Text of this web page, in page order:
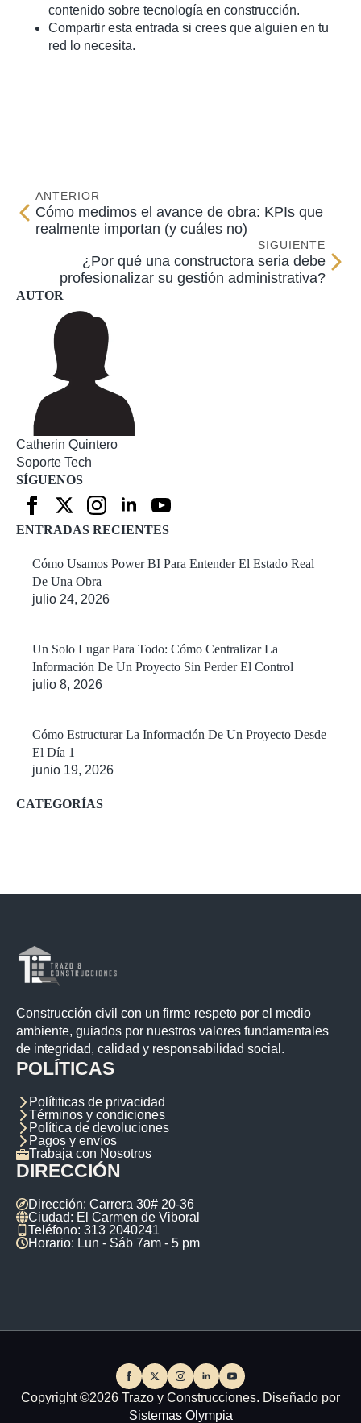
contenido sobre tecnología en construcción.
Compartir esta entrada si crees que alguien en tu
red lo necesita.
ANTERIOR
Cómo medimos el avance de obra: KPIs que
realmente importan (y cuáles no)
SIGUIENTE
¿Por qué una constructora seria debe
profesionalizar su gestión administrativa?
AUTOR
Catherin Quintero
Soporte Tech
SÍGUENOS
ENTRADAS RECIENTES
Cómo Usamos Power BI Para Entender El Estado Real
De Una Obra
julio 24, 2026
Un Solo Lugar Para Todo: Cómo Centralizar La
Información De Un Proyecto Sin Perder El Control
julio 8, 2026
Cómo Estructurar La Información De Un Proyecto Desde
El Día 1
junio 19, 2026
CATEGORÍAS
Construcción civil con un firme respeto por el medio
ambiente, guiados por nuestros valores fundamentales
de integridad, calidad y responsabilidad social.
POLÍTICAS
Polítiticas de privacidad
Términos y condiciones
Política de devoluciones
Pagos y envíos
Trabaja con Nosotros
DIRECCIÓN
Dirección: Carrera 30# 20-36
Ciudad: El Carmen de Viboral
Teléfono: 313 2040241
Horario: Lun - Sáb 7am - 5 pm
Copyright ©2026 Trazo y Construcciones. Diseñado por
Sistemas Olympia